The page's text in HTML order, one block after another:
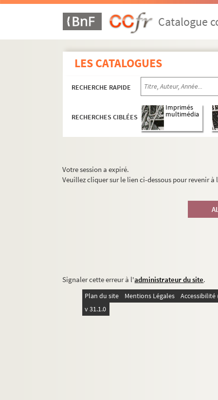
Catalogue
LES CATALOGUES
RECHERCHE RAPIDE
RECHERCHES CIBLÉES
Imprimés
multimédia
Votre session a expiré.
Veuillez cliquer sur le lien ci-dessous pour revenir
Signaler cette erreur à l'administrateur du site.
Plan du site Mentions Légales
v 31.1.0